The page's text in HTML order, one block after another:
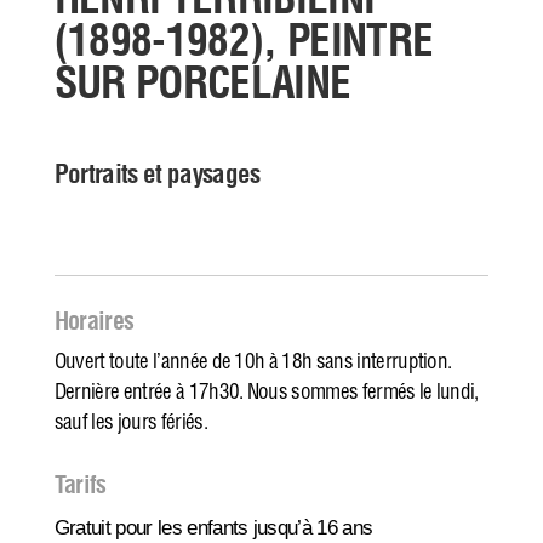
(1898-1982), PEINTRE
SUR PORCELAINE
Portraits et paysages
Horaires
Ouvert toute l’année de 10h à 18h sans interruption.
Dernière entrée à 17h30. Nous sommes fermés le lundi,
sauf les jours fériés.
Tarifs
Gratuit pour les enfants jusqu’à 16 ans